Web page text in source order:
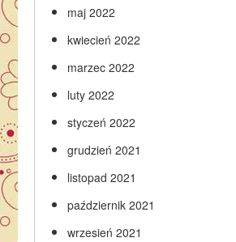
maj 2022
kwiecień 2022
marzec 2022
luty 2022
styczeń 2022
grudzień 2021
listopad 2021
październik 2021
wrzesień 2021